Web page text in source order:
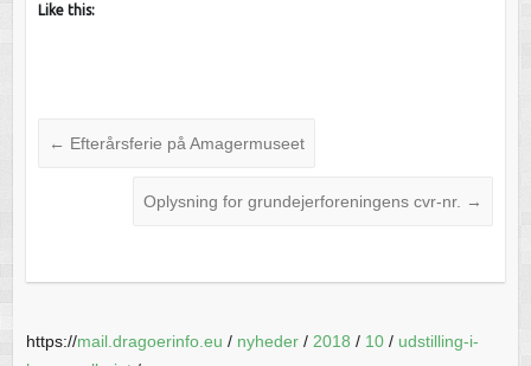
Like this:
← Efterårsferie på Amagermuseet
Oplysning for grundejerforeningens cvr-nr. →
https://mail.dragoerinfo.eu / nyheder/ 2018 / 10/ udstilling-i-